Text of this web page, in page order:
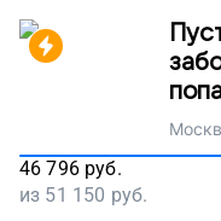
46 796 руб.
из 51 150 руб.